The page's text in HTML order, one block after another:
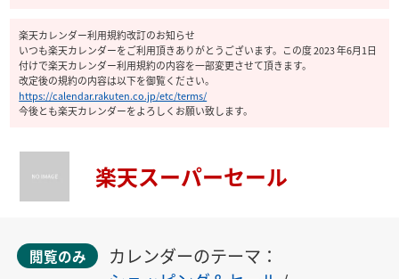
楽天カレンダー利用規約改訂のお知らせ
いつも楽天カレンダーをご利用頂きありがとうございます。この度 2023 年6月1日
付けで楽天カレンダー利用規約の内容を一部変更させて頂きます。
改定後の規約の内容は以下を御覧ください。
https://calendar.rakuten.co.jp/etc/terms/
今後とも楽天カレンダーをよろしくお願い致します。
楽天スーパーセール
閲覧のみ
カレンダーのテーマ：